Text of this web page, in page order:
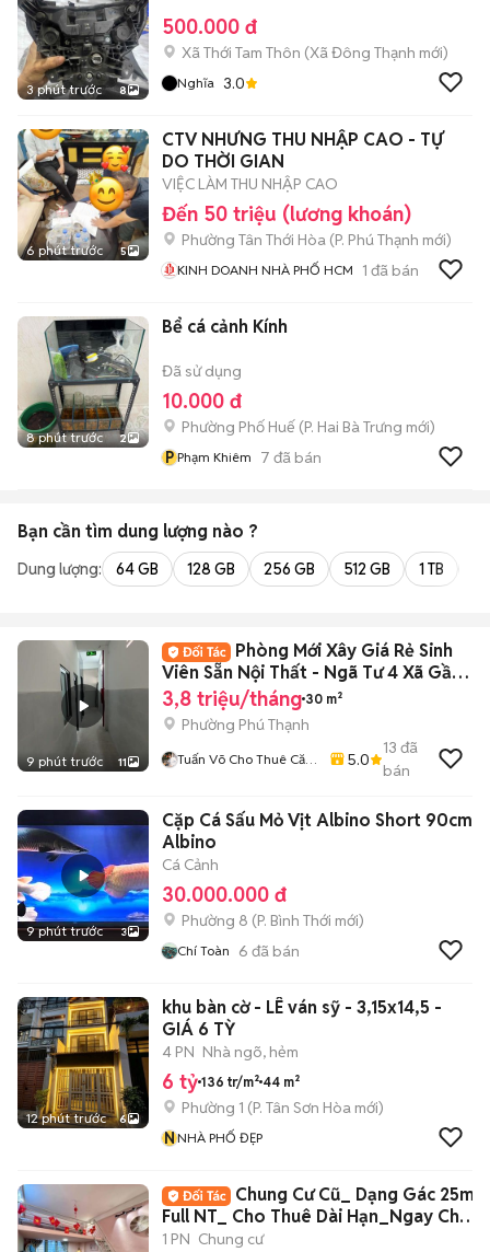
3 phút trước 8
500.000 đ
Xã Thới Tam Thôn (Xã Đông Thạnh mới)
Nghĩa 3.0
6 phút trước 5
CTV NHƯNG THU NHẬP CAO - TỰ
DO THỜI GIAN
VIỆC LÀM THU NHẬP CAO
Đến 50 triệu (lương khoán)
Phường Tân Thới Hòa (P. Phú Thạnh mới)
KINH DOANH NHÀ PHỐ HCM 1 đã bán
8 phút trước 2
Bể cá cảnh Kính
Đã sử dụng
10.000 đ
Phường Phố Huế (P. Hai Bà Trưng mới)
P Phạm Khiêm 7 đã bán
Bạn cần tìm dung lượng nào ?
Dung lượng: 64 GB 128 GB 256 GB 512 GB 1 TB
9 phút trước 11
Phòng Mới Xây Giá Rẻ Sinh
Viên Sẵn Nội Thất - Ngã Tư 4 Xã Gần
ĐH VUH
3,8 triệu/tháng 30 m²
Phường Phú Thạnh
Tuấn Võ Cho Thuê Căn
5.0
13 đã
bán
9 phút trước 3
Cặp Cá Sấu Mỏ Vịt Albino Short 90cm
Albino
Cá Cảnh
30.000.000 đ
Phường 8 (P. Bình Thới mới)
Chí Toàn 6 đã bán
12 phút trước 6
khu bàn cờ - LÊ ván sỹ - 3,15x14,5 -
GIÁ 6 TỲ
4 PN Nhà ngõ, hẻm
6 tỷ 136 tr/m² 44 m²
Phường 1 (P. Tân Sơn Hòa mới)
NNHÀ PHỐ ĐẸP
Chung Cư Cũ_ Dạng Gác 25m2
Full NT_ Cho Thuê Dài Hạn_Ngay Chợ
BThanh
1 PN Chung cư